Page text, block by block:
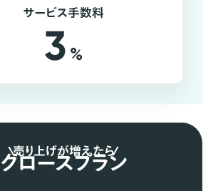
サービス手数料
3 %
売り上げが増えたら
グロースプラン